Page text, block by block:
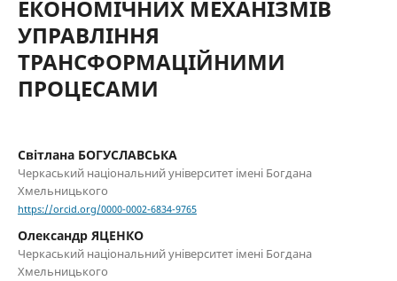
ЕКОНОМІЧНИХ МЕХАНІЗМІВ
УПРАВЛІННЯ
ТРАНСФОРМАЦІЙНИМИ
ПРОЦЕСАМИ
Світлана БОГУСЛАВСЬКА
Черкаський національний університет імені Богдана
Хмельницького
https://orcid.org/0000-0002-6834-9765
Олександр ЯЦЕНКО
Черкаський національний університет імені Богдана
Хмельницького